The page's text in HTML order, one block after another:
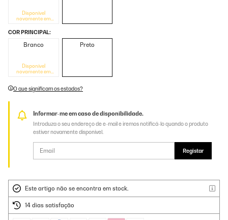
Disponível
novamente em
COR PRINCIPAL:
Branco
Disponível
novamente em
Preto
O que significam os estados?
Informar-me em caso de disponibilidade.
Introduza o seu endereço de e-mail e iremos notificá-lo quando o produto
estiver novamente disponível.
Registar
Este artigo não se encontra em stock.
14 dias satisfação